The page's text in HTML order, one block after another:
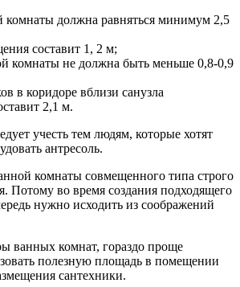
комнаты должна равняться минимум 2,5
составит 1, 2 м;
комнаты не должна быть меньше 0,8-0,9
в коридоре вблизи санузла
2,1 м.
учесть тем людям, которые хотят
антресоль.
комнаты совмещенного типа строго
Потому во время создания подходящего
нужно исходить из соображений
ванных комнат, гораздо проще
полезную площадь в помещении
сантехники.